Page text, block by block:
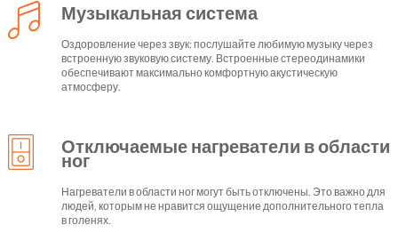
Музыкальная система
Оздоровление через звук: послушайте любимую музыку через
встроенную звуковую систему. Встроенные стереодинамики
обеспечивают максимально комфортную акустическую
атмосферу.
Отключаемые нагреватели в области
ног
Нагреватели в области ног могут быть отключены. Это важно для
людей, которым не нравится ощущение дополнительного тепла
в голенях.